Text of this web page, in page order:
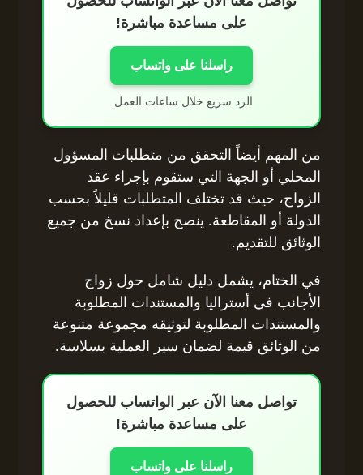
على مساعدة مباشرة!
راسلنا على واتساب
الرد سريع خلال ساعات العمل.
من المهم أيضاً التحقق من متطلبات المسؤول
المحلي أو الجهة التي ستقوم بإجراء عقد
الزواج، حيث قد تختلف المتطلبات قليلاً بحسب
الدولة أو المقاطعة. ينصح بإعداد نسخ من جميع
الوثائق للتقديم.
في الختام، يشمل دليل شامل حول زواج
الأجانب في أستراليا والمستندات المطلوبة
والمستندات المطلوبة لتوثيقه مجموعة متنوعة
من الوثائق قيمة لضمان سير العملية بسلاسة.
تواصل معنا الآن عبر الواتساب للحصول
على مساعدة مباشرة!
راسلنا على واتساب